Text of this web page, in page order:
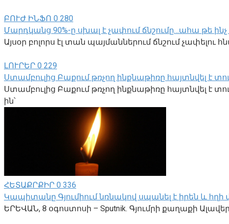
ԲՈՒԺ ԻՆՖՈ 0 280
Մարդկանց 90%-ը սխալ է չափում ճնշումը…ահա թե ինչ
Այսօր բոլորս էլ տան պայմաններում ճնշում
ԼՈՒՐԵՐ 0 229
Ստամբուլից Բաքում թռչող ինքնաթիռը հայտնվել է
Ստամբուլից Բաքում թռչող ինքնաթիռը հայտնվել է
ին՝
ՀԵՏԱՔՐՔԻՐ 0 336
Կապիտանը Գյումիում նռնակով սպանել է իրեն և հղի
ԵՐԵՎԱՆ, 8 օգոստոսի – Sputnik. Գյումրի քաղաքի